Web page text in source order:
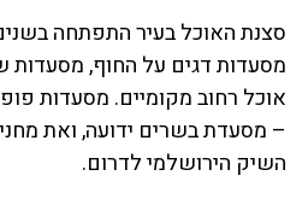
סצנת האוכל בעיר התפתחה
מסעדות דגים על החוף, מסעדות
אוכל רחוב מקומיים. מסעדות
– מסעדת בשרים ידועה, ואת
השיק הירושלמי לדרום.